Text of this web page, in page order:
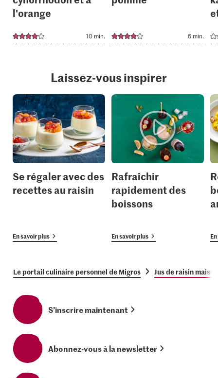
l'orange
10 min. 5 min.
Laissez-vous inspirer
Se régaler avec des
recettes au raisin
En savoir plus
Rafraîchir
rapidement des
boissons
En savoir plus
Le portail culinaire personnel de Migros Jus de raisin maison
S’inscrire maintenant
Abonnez-vous à la newsletter